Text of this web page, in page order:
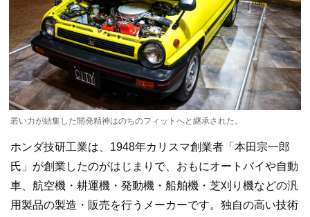
若い力が結集した開発精神はのちのフィットへと継承された。
ホンダ技研工業は、1948年カリスマ創業者「本田宗一郎
氏」が創業したのがはじまりで、おもにオートバイや自動
車、航空機・耕運機・発動機・船舶機・芝刈り機などの汎
用製品の製造・販売を行うメーカーです。独自の高い技術